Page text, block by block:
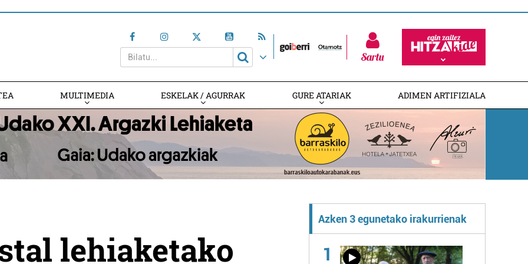
Sartu
MULTIMEDIA ESKELAK / AGURRAK GURE ATARIAK ADIMEN ARTIFIZIALA
lehiaketako
Azken 3 egunetako irakurrienak
1